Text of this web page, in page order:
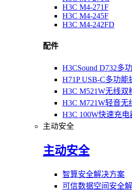
H3C M4-271F
H3C M4-245F
H3C M4-242FD
配件
H3CSound D732多
H71P USB-C多功能
H3C M521W无线双
H3C M721W轻音无
H3C 100W快速充电
主动安全
主动安全
智算安全解决方案
可信数据空间安全